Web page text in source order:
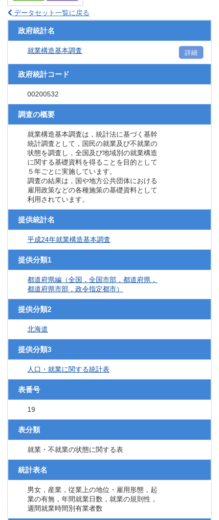
データセット一覧に戻る
政府統計名
就業構造基本調査 詳細
政府統計コード
00200532
調査の概要
就業構造基本調査は，統計法に基づく基幹
統計調査として，国民の就業及び不就業の
状態を調査し，全国及び地域別の就業構造
に関する基礎資料を得ることを目的として
５年ごとに実施しています。
調査の結果は，国や地方公共団体における
雇用政策などの各種施策の基礎資料として
利用されています。
提供統計名
平成24年就業構造基本調査
提供分類1
都道府県編（全国，全国市部，都道府県，
都道府県市部，政令指定都市）
提供分類2
北海道
提供分類3
人口・就業に関する統計表
表番号
19
表分類
就業・不就業の状態に関する表
統計表名
男女，産業，従業上の地位・雇用形態，起
業の有無，年間就業日数，就業の規則性，
週間就業時間別有業者数